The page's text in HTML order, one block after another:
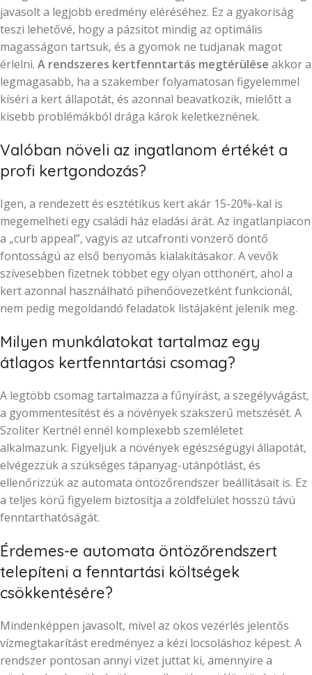
javasolt a legjobb eredmény eléréséhez. Ez a gyakoriság
teszi lehetővé, hogy a pázsitot mindig az optimális
magasságon tartsuk, és a gyomok ne tudjanak magot
érlelni. A rendszeres kertfenntartás megtérülése akkor a
legmagasabb, ha a szakember folyamatosan figyelemmel
kíséri a kert állapotát, és azonnal beavatkozik, mielőtt a
kisebb problémákból drága károk keletkeznének.
Valóban növeli az ingatlanom értékét a
profi kertgondozás?
Igen, a rendezett és esztétikus kert akár 15-20%-kal is
megemelheti egy családi ház eladási árát. Az ingatlanpiacon
a „curb appeal”, vagyis az utcafronti vonzerő döntő
fontosságú az első benyomás kialakításakor. A vevők
szívesebben fizetnek többet egy olyan otthonért, ahol a
kert azonnal használható pihenőövezetként funkcionál,
nem pedig megoldandó feladatok listájaként jelenik meg.
Milyen munkálatokat tartalmaz egy
átlagos kertfenntartási csomag?
A legtöbb csomag tartalmazza a fűnyírást, a szegélyvágást,
a gyommentesítést és a növények szakszerű metszését. A
Szoliter Kertnél ennél komplexebb szemléletet
alkalmazunk. Figyeljük a növények egészségügyi állapotát,
elvégezzük a szükséges tápanyag-utánpótlást, és
ellenőrizzük az automata öntözőrendszer beállításait is. Ez
a teljes körű figyelem biztosítja a zöldfelület hosszú távú
fenntarthatóságát.
Érdemes-e automata öntözőrendszert
telepíteni a fenntartási költségek
csökkentésére?
Mindenképpen javasolt, mivel az okos vezérlés jelentős
vízmegtakarítást eredményez a kézi locsoláshoz képest. A
rendszer pontosan annyi vizet juttat ki, amennyire a